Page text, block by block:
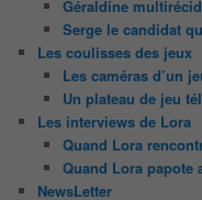
Géraldine
Serge le candidat
Les coulisses des jeux
Les caméras d’un
Un plateau de jeu
Les interviews de Lora
Quand Lora
Quand Lora papote
NewsLetter